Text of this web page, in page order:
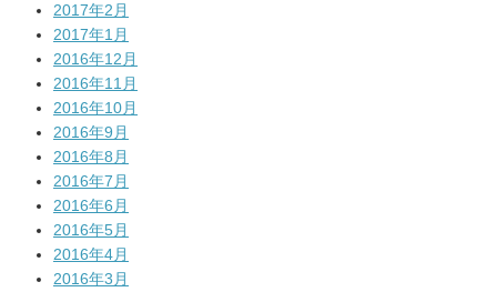
2017年2月
2017年1月
2016年12月
2016年11月
2016年10月
2016年9月
2016年8月
2016年7月
2016年6月
2016年5月
2016年4月
2016年3月